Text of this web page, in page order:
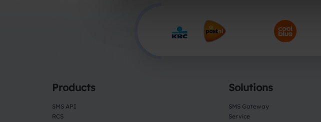
Products
SMS API
RCS
Solutions
SMS Gateway
Service